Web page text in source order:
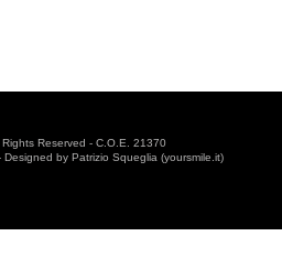
Reserved - C.O.E. 21370
by Patrizio Squeglia (yoursmile.it)